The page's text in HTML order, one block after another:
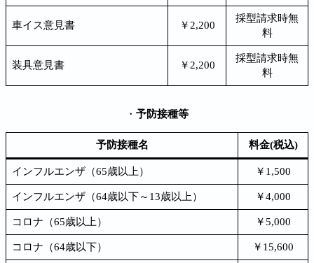
車イス意見書 ￥2,200
採型請求時無
料
装具意見書 ￥2,200
採型請求時無
料
・ 予防接種等
予防接種名 料金(税込)
インフルエンザ（65歳以上） ￥1,500
インフルエンザ（64歳以下～13歳以上） ￥4,000
コロナ（65歳以上） ￥5,000
コロナ（64歳以下） ￥15,600